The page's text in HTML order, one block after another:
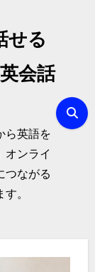
せる
会話
ら英語を
オンライ
つながる
。